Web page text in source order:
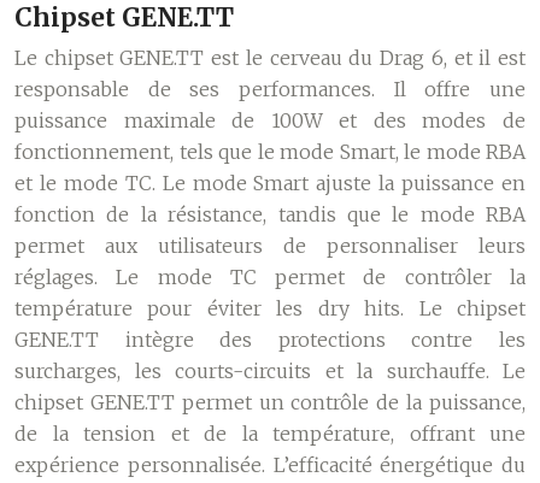
Chipset GENE.TT
Le chipset GENE.TT est le cerveau du Drag 6, et il est
responsable de ses performances. Il offre une
puissance maximale de 100W et des modes de
fonctionnement, tels que le mode Smart, le mode RBA
et le mode TC. Le mode Smart ajuste la puissance en
fonction de la résistance, tandis que le mode RBA
permet aux utilisateurs de personnaliser leurs
réglages. Le mode TC permet de contrôler la
température pour éviter les dry hits. Le chipset
GENE.TT intègre des protections contre les
surcharges, les courts-circuits et la surchauffe. Le
chipset GENE.TT permet un contrôle de la puissance,
de la tension et de la température, offrant une
expérience personnalisée. L’efficacité énergétique du